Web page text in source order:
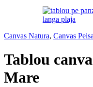
Canvas Natura, Canvas
Tablou
Mare